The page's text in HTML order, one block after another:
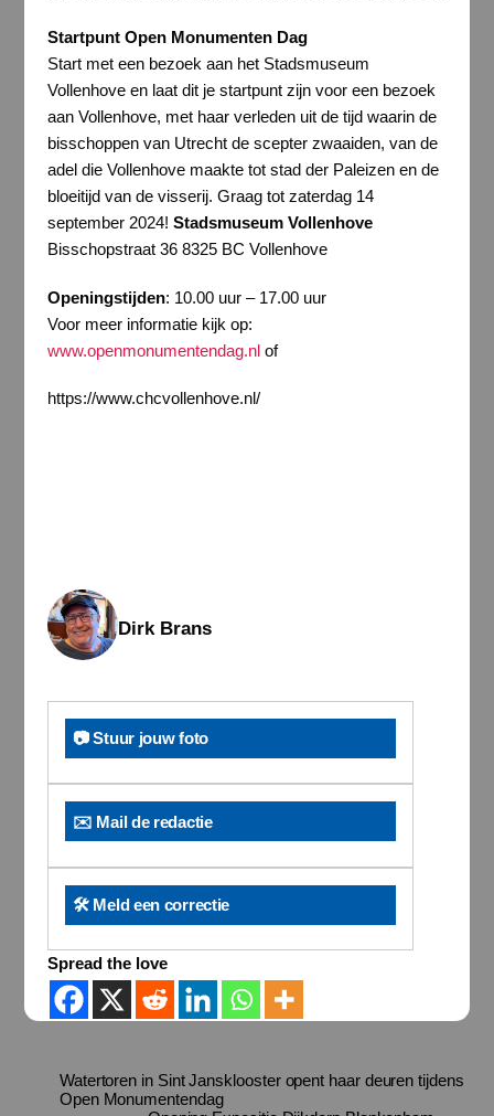
Startpunt Open Monumenten Dag
Start met een bezoek aan het Stadsmuseum
Vollenhove en laat dit je startpunt zijn voor een bezoek
aan Vollenhove, met haar verleden uit de tijd waarin de
bisschoppen van Utrecht de scepter zwaaiden, van de
adel die Vollenhove maakte tot stad der Paleizen en de
bloeitijd van de visserij. Graag tot zaterdag 14
september 2024! Stadsmuseum Vollenhove
Bisschopstraat 36 8325 BC Vollenhove
Openingstijden: 10.00 uur – 17.00 uur
Voor meer informatie kijk op:
www.openmonumentendag.nl of
https://www.chcvollenhove.nl/
Dirk Brans
📷 Stuur jouw foto
✉️ Mail de redactie
🛠️ Meld een correctie
Spread the love
Watertoren in Sint Jansklooster opent haar deuren tijdens
Open Monumentendag